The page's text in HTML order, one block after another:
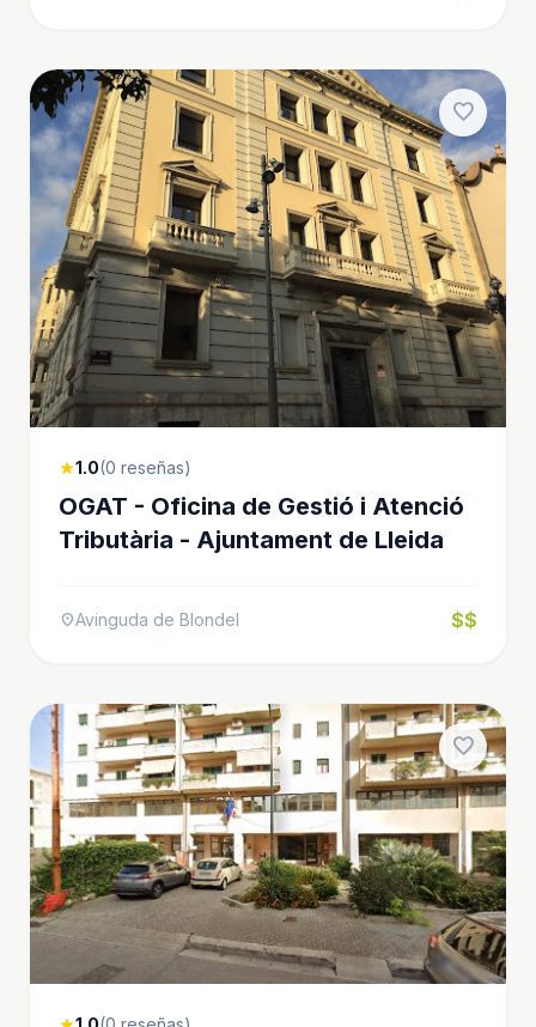
favorite
star1.0(0 reseñas)
OGAT - Oficina de Gestió i Atenció
Tributària - Ajuntament de Lleida
location_onAvinguda de Blondel $$
favorite